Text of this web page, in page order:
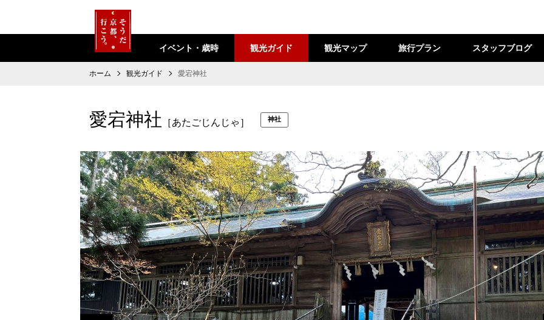
イベント・歳時 観光ガイド 観光マップ 旅行プラン スタッフブログ
ホーム 観光ガイド 愛宕神社
愛宕神社 ［あたごじんじゃ］ 神社